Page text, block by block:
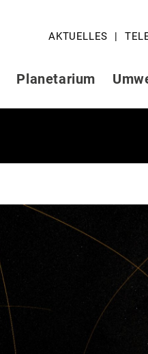
AKTUELLES
Planetarium